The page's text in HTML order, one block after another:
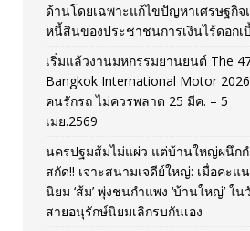
[ April 30, 2026 ] จุฬาฯ
ด้านโดยเฉพาะแก้ไขปัญหาเศรษฐกิจ
หนี้สินของประชาชนการเงินไร้ดอกเ
เริ่มแล้วงานมหกรรมยานยนต์ The
Bangkok International Motor
คนรักรถ ไม่ควรพลาด 25 มีค. – 5
เมย.2569
นครปฐมส้มไม่แผ่ว แต่บ้านใหญ่ผนึกก
สกัด!! เจาะสนามเจดีย์ใหญ่: เมื่อคะแ
นิยม ‘ส้ม’ พุ่งชนกำแพง ‘บ้านใหญ่’ ใ
สายอนุรักษ์นิยมเลิกรบกันเอง